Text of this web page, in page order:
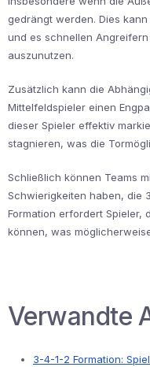
gedrängt werden. Dies
und es schnellen
auszunutzen.
Zusätzlich kann die
Mittelfeldspieler einen
dieser Spieler effektiv
stagnieren, was die
Schließlich können Teams
Schwierigkeiten haben, die
Formation erfordert Spieler,
können, was
Verwandte
3-4-1-2 Formation: